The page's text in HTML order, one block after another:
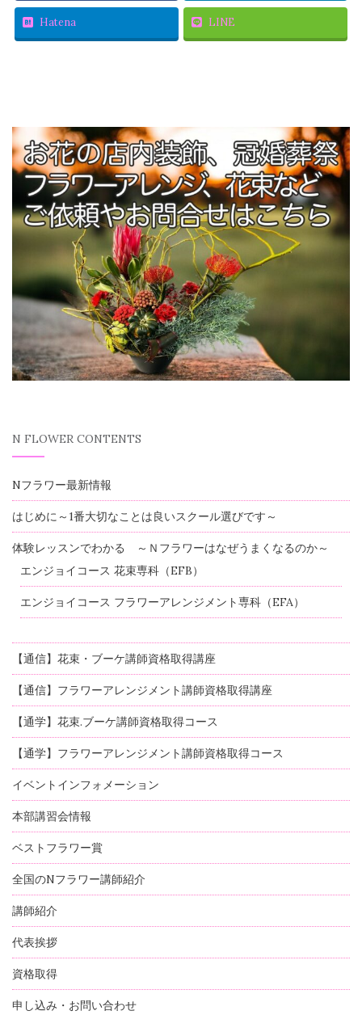
Hatena LINE
N FLOWER CONTENTS
Nフラワー最新情報
はじめに～1番大切なことは良いスクール選びです～
体験レッスンでわかる ～Ｎフラワーはなぜうまくなるのか～
エンジョイコース 花束専科（EFB）
エンジョイコース フラワーアレンジメント専科（EFA）
【通信】花束・ブーケ講師資格取得講座
【通信】フラワーアレンジメント講師資格取得講座
【通学】花束.ブーケ講師資格取得コース
【通学】フラワーアレンジメント講師資格取得コース
イベントインフォメーション
本部講習会情報
ベストフラワー賞
全国のNフラワー講師紹介
講師紹介
代表挨拶
資格取得
申し込み・お問い合わせ